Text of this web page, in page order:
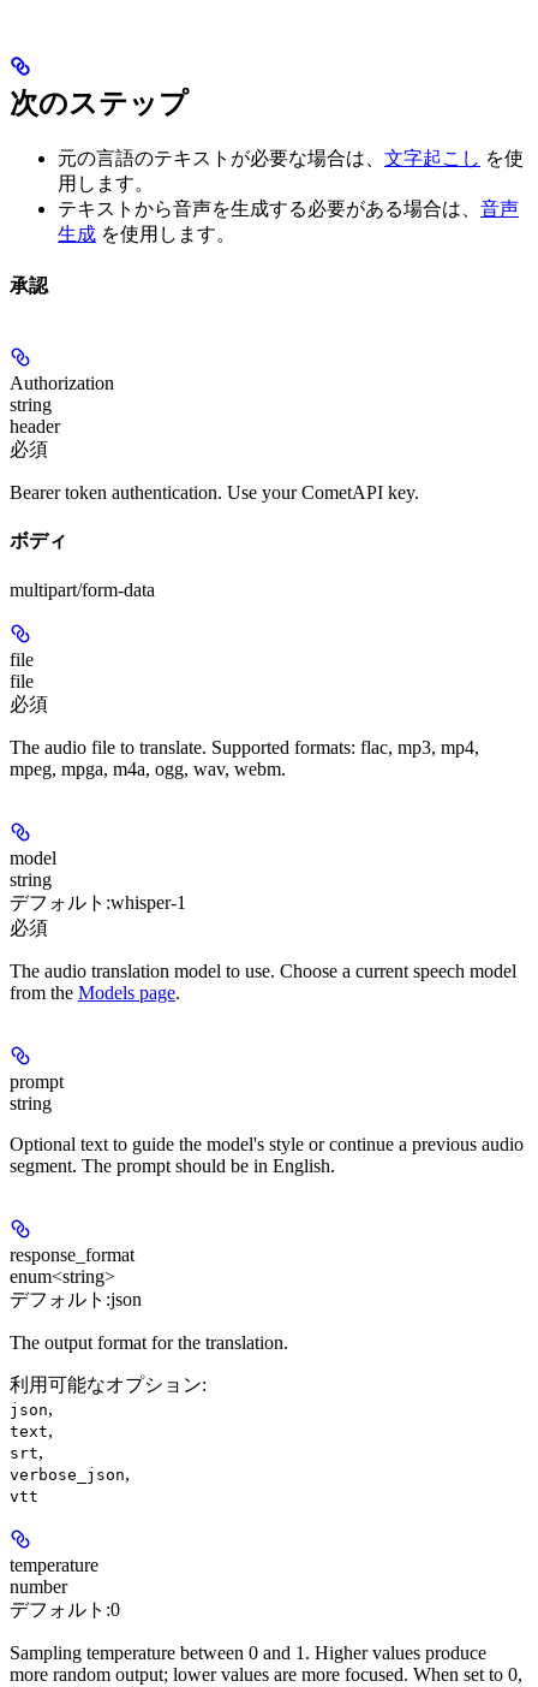
次のステップ
元の言語のテキストが必要な場合は、 文字起こし を使
用します。
テキストから音声を生成する必要がある場合は、 音声
生成 を使用します。
承認
Authorization
string
header
必須
Bearer token authentication. Use your CometAPI key.
ボディ
multipart/form-data
file
file
必須
The audio file to translate. Supported formats: flac, mp3, mp4,
mpeg, mpga, m4a, ogg, wav, webm.
model
string
デフォルト:whisper-1
必須
The audio translation model to use. Choose a current speech model
from the Models page.
prompt
string
Optional text to guide the model's style or continue a previous audio
segment. The prompt should be in English.
response_format
enum<string>
デフォルト:json
The output format for the translation.
利用可能なオプション:
json,
text,
srt,
verbose_json,
vtt
temperature
number
デフォルト:0
Sampling temperature between 0 and 1. Higher values produce
more random output; lower values are more focused. When set to 0,